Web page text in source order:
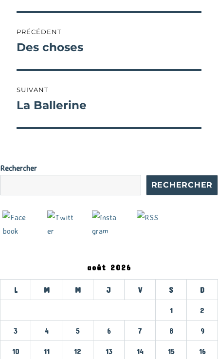
de
PRÉCÉDENT
Publication
Des choses
SUIVANT
Publication
La Ballerine
Rechercher
RECHERCHER
août 2026
L M M J V S D
1 2
3 4 5 6 7 8 9
10 11 12 13 14 15 16